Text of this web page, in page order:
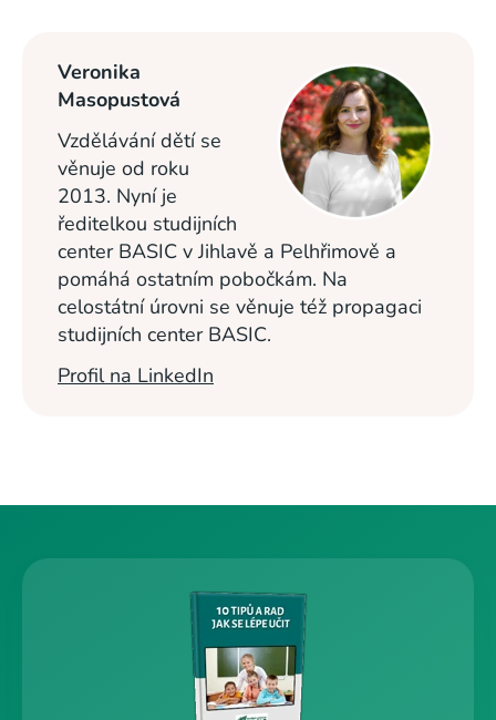
Veronika
Masopustová
Vzdělávání dětí se
věnuje od roku
2013. Nyní je
ředitelkou studijních
center BASIC v Jihlavě a Pelhřimově a
pomáhá ostatním pobočkám. Na
celostátní úrovni se věnuje též propagaci
studijních center BASIC.
Profil na LinkedIn